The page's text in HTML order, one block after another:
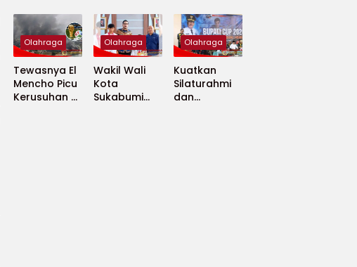
Piala Dunia
2026
United 5-0,
Perkuat
Puncak
Klasemen BRI
Super
League
Persija Saling
Tekan
Olahraga
Tewasnya El
Mencho Picu
Kerusuhan di
Olahraga
Wakil Wali
Kota
Sukabumi
Olahraga
Kuatkan
Silaturahmi
dan